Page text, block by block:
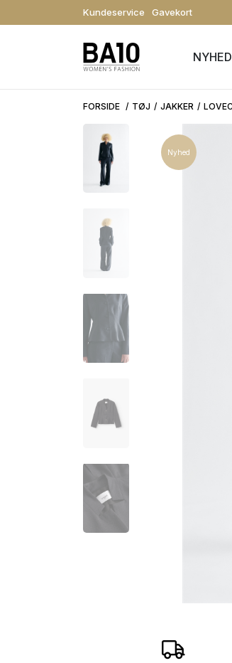
Kundeservice Gavekort
FORSIDE TØJ JAKKER
Nyhed